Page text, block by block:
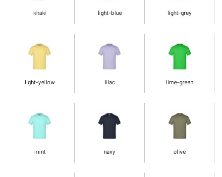
khaki light-blue light-grey
light-yellow lilac lime-green
mint navy olive